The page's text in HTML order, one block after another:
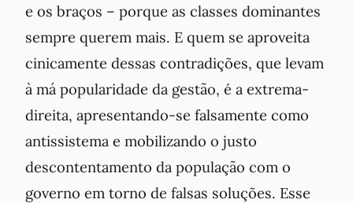
e os braços – porque as classes dominantes
sempre querem mais. E quem se aproveita
cinicamente dessas contradições, que levam
à má popularidade da gestão, é a extrema-
direita, apresentando-se falsamente como
antissistema e mobilizando o justo
descontentamento da população com o
governo em torno de falsas soluções. Esse